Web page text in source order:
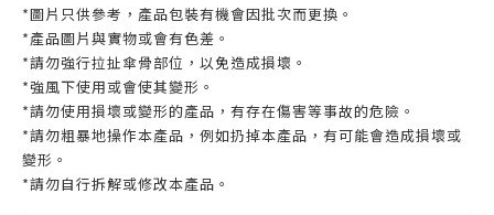
*圖片只供參考，產品包裝有機會因批次而更換。
*產品圖片與實物或會有色差。
*請勿強行拉扯傘骨部位，以免造成損壞。
*強風下使用或會使其變形。
*請勿使用損壞或變形的產品，有存在傷害等事故的危險。
*請勿粗暴地操作本產品，例如扔掉本產品，有可能會造成損壞或
變形。
*請勿自行拆解或修改本產品。